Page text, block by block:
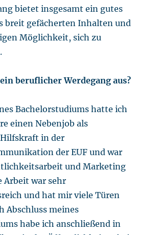
bietet insgesamt ein gutes
breit gefächerten Inhalten und
Möglichkeit, sich zu
beruflicher Werdegang aus?
Bachelorstudiums hatte ich
einen Nebenjob als
in der
der EUF und war
und Marketing
Arbeit war sehr
und hat mir viele Türen
Abschluss meines
habe ich anschließend in